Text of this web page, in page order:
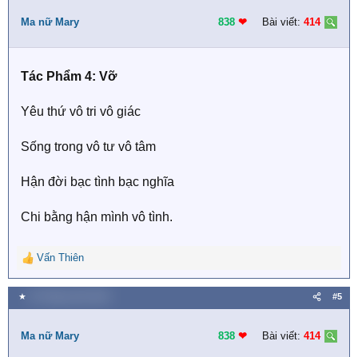
i
n
:
Ma nữ Mary 838 ❤︎ Bài viết: 414
Tác Phẩm 4: Vỡ
Yêu thứ vô tri vô giác
Sống trong vô tư vô tâm
Hận đời bạc tình bạc nghĩa
Chi bằng hận mình vô tình.
R
e
a
c
i
Vấn Thiên
★ #5
Ma nữ Mary 838 ❤︎ Bài viết: 414